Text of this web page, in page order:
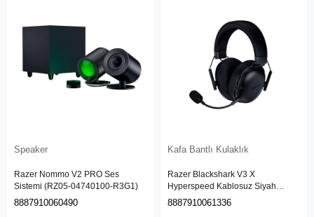
Speaker
Razer Nommo V2 PRO Ses
Sistemi (RZ05-04740100-R3G1)
8887910060490
Kafa Bantlı Kulaklık
Razer Blackshark V3 X
Hyperspeed Kablosuz Siyah
Kulaklık RZ04-05420100-R3M1
8887910061336